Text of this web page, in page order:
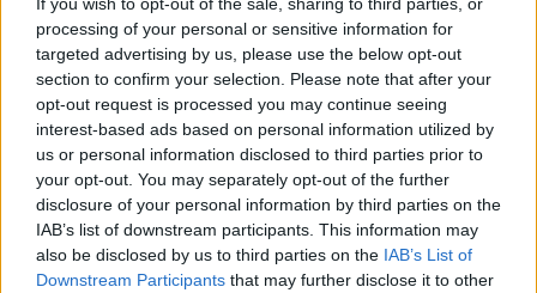
processing of your personal or sensitive information for
targeted advertising by us, please use the below opt-out
section to confirm your selection. Please note that after your
opt-out request is processed you may continue seeing
interest-based ads based on personal information utilized by
us or personal information disclosed to third parties prior to
your opt-out. You may separately opt-out of the further
disclosure of your personal information by third parties on the
IAB’s list of downstream participants. This information may
also be disclosed by us to third parties on the IAB’s List of
Downstream Participants that may further disclose it to other
B
A L A
S
Palabras extra:
S
A
L
B
L
A
A
S
A
A
L
A